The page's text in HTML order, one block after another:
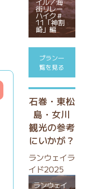
街リレー
ハイク＃
11「神割
崎」編
プラン一
覧を見る
石巻・東松
島・女川
観光の参考
にいかが？
ランウェイラ
イド2025
ランウェイ